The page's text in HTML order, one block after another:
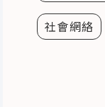
社會網絡